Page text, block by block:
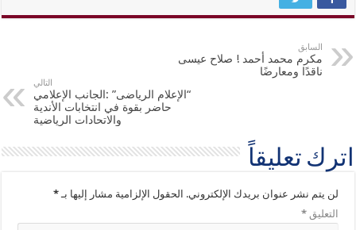
السابق
مكرم محمد أحمد ! صلاح عيسى
ناقدًا ومعارضًا
التالي
“الإعلام الرياضى” :الجانب الإعلامي
حاضر بقوة في انتخابات الأندية
والاتحادات الرياضية
اترك تعليقاً
لن يتم نشر عنوان بريدك الإلكتروني. الحقول الإلزامية مشار إليها بـ*
التعليق*